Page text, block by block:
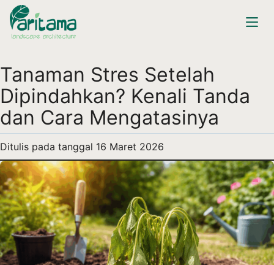
Tanaman Stres Setelah
Dipindahkan? Kenali Tanda
dan Cara Mengatasinya
Ditulis pada tanggal 16 Maret 2026